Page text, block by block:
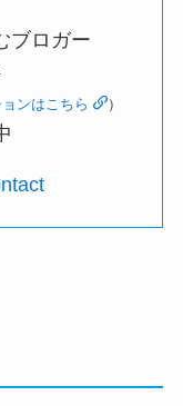
ブロガー
ョンはこちら ）